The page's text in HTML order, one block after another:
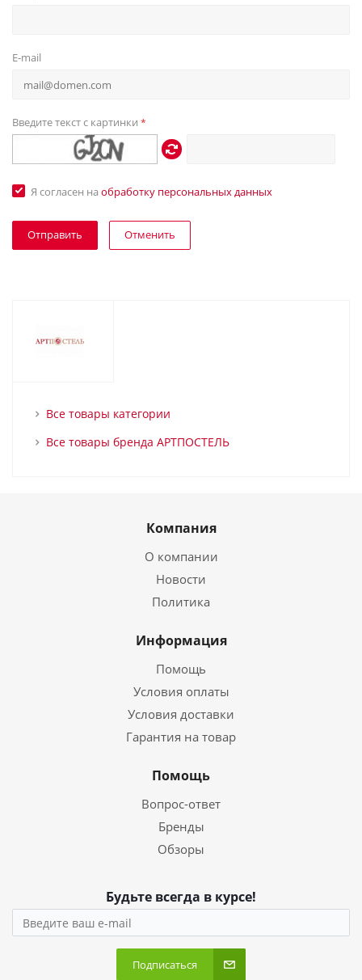
E-mail
Введите текст с картинки *
Я согласен на обработку персональных данных
Отменить
Все товары категории
Все товары бренда АРТПОСТЕЛЬ
Компания
О компании
Новости
Политика
Информация
Помощь
Условия оплаты
Условия доставки
Гарантия на товар
Помощь
Вопрос-ответ
Бренды
Обзоры
Будьте всегда в курсе!
Подписаться